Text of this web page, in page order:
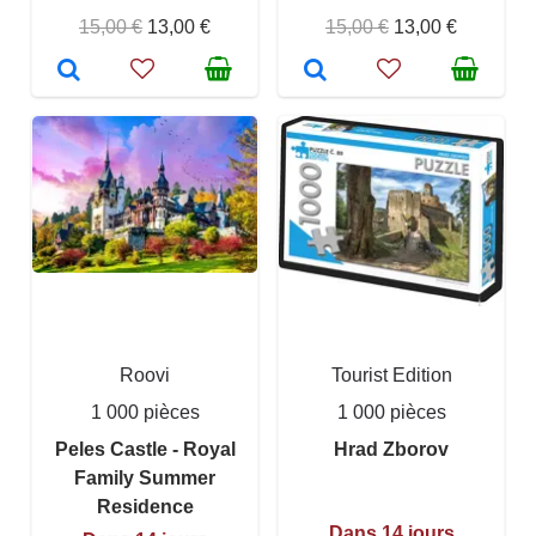
15,00 € 13,00 €
15,00 € 13,00 €
Roovi
1 000 pièces
Peles Castle - Royal
Family Summer
Residence
Tourist Edition
1 000 pièces
Hrad Zborov